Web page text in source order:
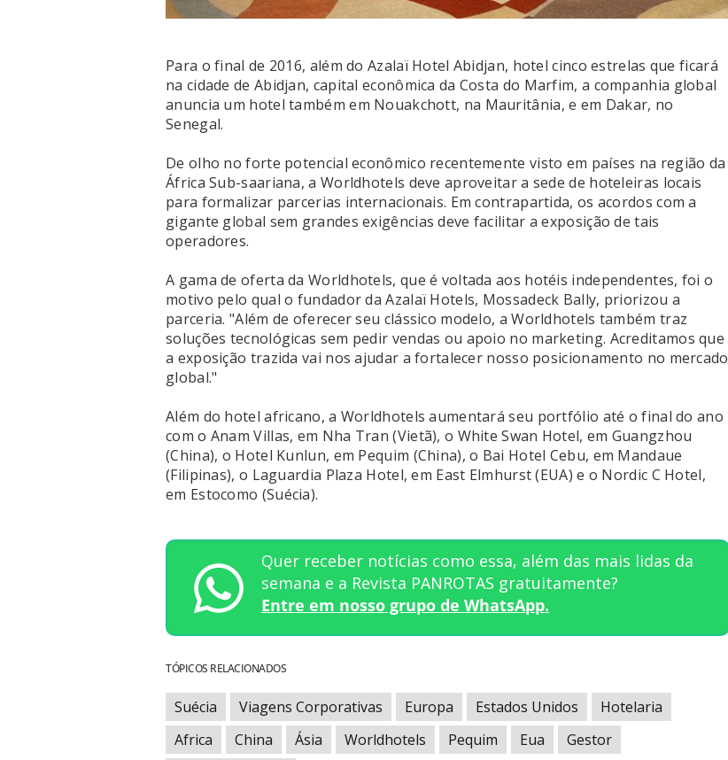
Para o final de 2016, além do Azalaï Hotel Abidjan, hotel cinco estrelas que ficará
na cidade de Abidjan, capital econômica da Costa do Marfim, a companhia global
anuncia um hotel também em Nouakchott, na Mauritânia, e em Dakar, no
Senegal.
De olho no forte potencial econômico recentemente visto em países na região da
África Sub-saariana, a Worldhotels deve aproveitar a sede de hoteleiras locais
para formalizar parcerias internacionais. Em contrapartida, os acordos com a
gigante global sem grandes exigências deve facilitar a exposição de tais
operadores.
A gama de oferta da Worldhotels, que é voltada aos hotéis independentes, foi o
motivo pelo qual o fundador da Azalaï Hotels, Mossadeck Bally, priorizou a
parceria. "Além de oferecer seu clássico modelo, a Worldhotels também traz
soluções tecnológicas sem pedir vendas ou apoio no marketing. Acreditamos que
a exposição trazida vai nos ajudar a fortalecer nosso posicionamento no mercado
global."
Além do hotel africano, a Worldhotels aumentará seu portfólio até o final do ano
com o Anam Villas, em Nha Tran (Vietã), o White Swan Hotel, em Guangzhou
(China), o Hotel Kunlun, em Pequim (China), o Bai Hotel Cebu, em Mandaue
(Filipinas), o Laguardia Plaza Hotel, em East Elmhurst (EUA) e o Nordic C Hotel,
em Estocomo (Suécia).
Quer receber notícias como essa, além das mais lidas da
semana e a Revista PANROTAS gratuitamente?
Entre em nosso grupo de WhatsApp.
TÓPICOS RELACIONADOS
Suécia Viagens Corporativas Europa Estados Unidos
Hotelaria
Africa
China Ásia Worldhotels Pequim Eua
Gestor